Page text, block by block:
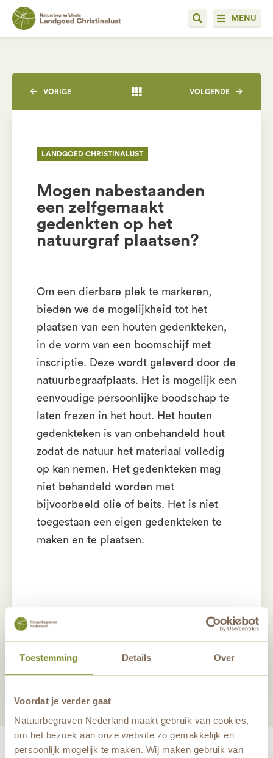
Toestemming Details Over
Voordat je verder gaat
Natuurbegraven Nederland maakt gebruik van cookies,
om het bezoek aan onze website zo gemakkelijk en
persoonlijk mogelijk te maken. Wij maken gebruik van
MENU
VORIGE VOLGENDE
LANDGOED CHRISTINALUST
Mogen nabestaanden
een zelfgemaakt
gedenkten op het
natuurgraf plaatsen?
Om een dierbare plek te markeren,
bieden we de mogelijkheid tot het
plaatsen van een houten gedenkteken,
in de vorm van een boomschijf met
inscriptie. Deze wordt geleverd door de
natuurbegraafplaats. Het is mogelijk een
eenvoudige persoonlijke boodschap te
laten frezen in het hout. Het houten
gedenkteken is van onbehandeld hout
zodat de natuur het materiaal volledig
op kan nemen. Het gedenkteken mag
niet behandeld worden met
bijvoorbeeld olie of beits. Het is niet
toegestaan een eigen gedenkteken te
maken en te plaatsen.
Deel dit antwoord
Nieuwsbrief aanmelden